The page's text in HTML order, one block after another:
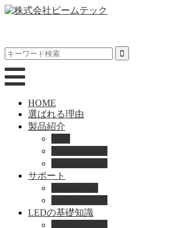
HOME
選ばれる理由
製品紹介
サポート
LEDの基礎知識